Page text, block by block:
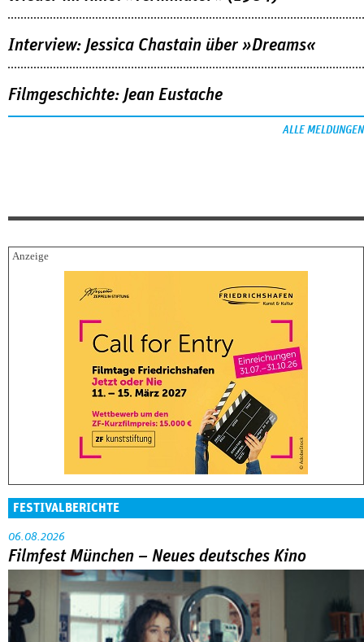
Interview: Jessica Chastain über »Dreams«
Filmgeschichte: Jean Eustache
ALLE MELDUNGEN
FESTIVALBERICHTE
06.08.2026
Filmfest München – Neues deutsches Kino